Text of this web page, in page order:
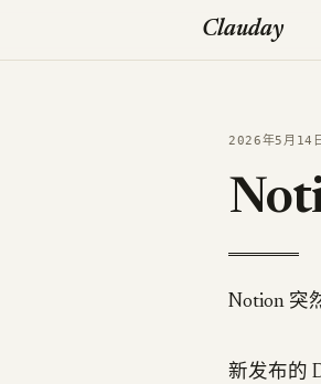
Clauday
2026年5月14
Notion 突
新发布的